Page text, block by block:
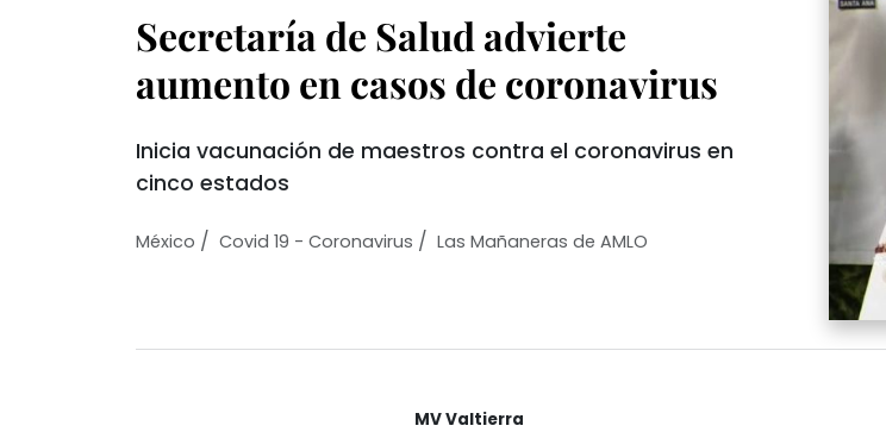
Secretaría de Salud advierte
aumento en casos de coronavirus
Inicia vacunación de maestros contra el coronavirus en
cinco estados
México / Covid 19 - Coronavirus / Las Mañaneras de AMLO
MV Valtierra